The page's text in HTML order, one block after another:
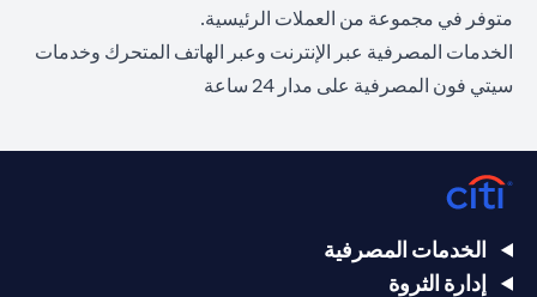
متوفر في مجموعة من العملات الرئيسية.
الخدمات المصرفية عبر الإنترنت وعبر الهاتف المتحرك وخدمات
سيتي فون المصرفية على مدار 24 ساعة
الخدمات المصرفية
إدارة الثروة